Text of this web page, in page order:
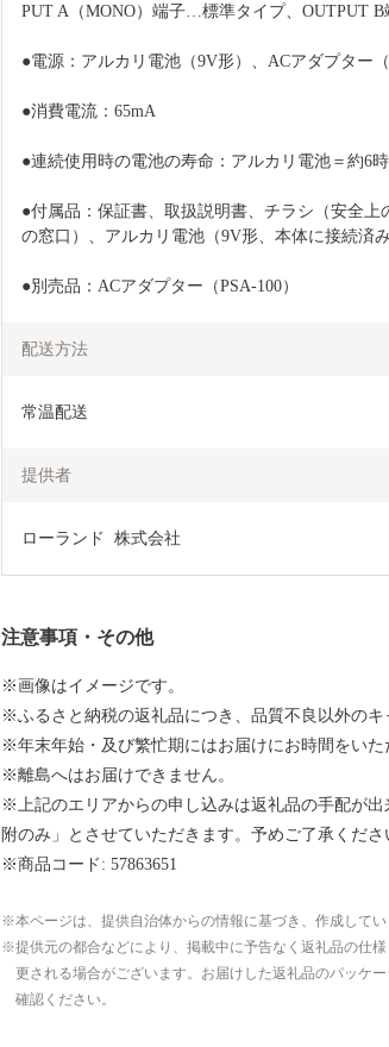
PUT A（MONO）端子…標準タイプ、OUTPUT
●電源：アルカリ電池（9V形）、ACアダプター（
●消費電流：65mA
●連続使用時の電池の寿命：アルカリ電池＝約6
●付属品：保証書、取扱説明書、チラシ（安全
の窓口）、アルカリ電池（9V形、本体に接続済み
●別売品：ACアダプター（PSA-100）
配送方法
常温配送
提供者
ローランド  株式会社
注意事項・その他
※画像はイメージです。
※ふるさと納税の返礼品につき、品質不良以外のキ
※年末年始・及び繁忙期にはお届けにお時間をいた
※離島へはお届けできません。
※上記のエリアからの申し込みは返礼品の手配が
附のみ」とさせていただきます。予めご了承くださ
※商品コード: 57863651
本ページは、提供自治体からの情報に基づき、作成してい
提供元の都合などにより、掲載中に予告なく返礼品の仕
更される場合がございます。お届けした返礼品のパッケ
確認ください。